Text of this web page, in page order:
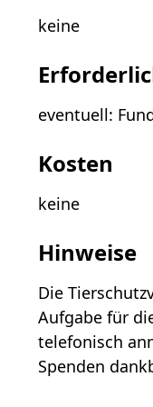
keine
eventuell:
Kosten
keine
Hinweise
Die
Aufgabe für
telefonisch
Spenden